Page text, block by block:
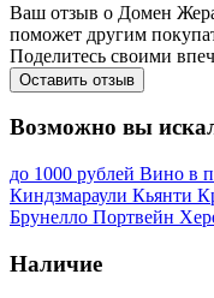
Ваш отзыв о Домен
поможет другим
Поделитесь своими
Оставить отзыв
Возможно вы
до 1000 рублей Вино в
Киндзмараули Кьянти
Брунелло Портвейн
Наличие